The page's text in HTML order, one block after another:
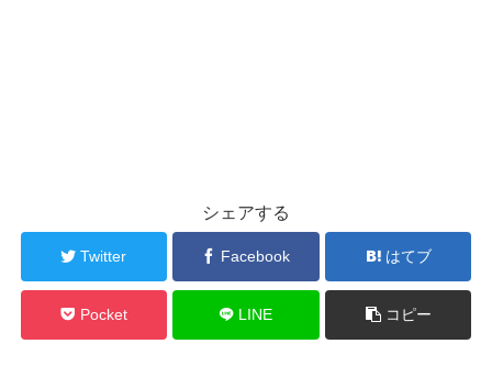
シェアする
Twitter Facebook はてブ
Pocket LINE コピー